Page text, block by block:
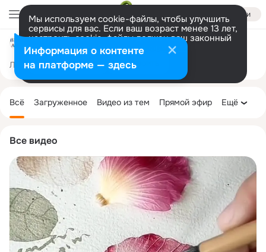
Войти
Мы используем cookie-файлы, чтобы улучшить
сервисы для вас. Если ваш возраст менее 13 лет,
настроить cookie-файлы должен ваш законный
представитель. Больше информации
Разрешить все Настроить
Лента Участники 40K Темы 24K
Все видео
колонка
Всё Загруженное Видео из тем Прямой эфир Ещё
Информация о контенте
на платформе — здесь